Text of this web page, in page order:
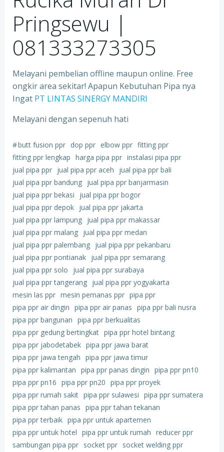
Pringsewu |
081333273305
Melayani pembelian offline maupun online. Free
ongkir area sekitar! Apapun Kebutuhan Pipa nya
Ingat PT LINTAS SINERGY MANDIRI
Melayani dengan sepenuh hati
#butt fusion ppr dop ppr elbow ppr fitting ppr
fitting ppr lengkap harga pipa ppr instalasi pipa ppr
jual pipa ppr jual pipa ppr aceh
jual pipa ppr bali
jual pipa ppr bandung jual pipa ppr banjarmasin
jual pipa ppr bekasi
jual pipa ppr bogor
jual pipa ppr depok jual pipa ppr jakarta
jual pipa ppr lampung jual pipa ppr makassar
jual pipa ppr malang jual pipa ppr medan
jual pipa ppr palembang jual pipa ppr pekanbaru
jual pipa ppr pontianak jual pipa ppr semarang
jual pipa ppr solo
jual pipa ppr surabaya
jual pipa ppr tangerang jual pipa ppr yogyakarta
mesin las ppr mesin pemanas ppr pipa ppr
pipa ppr air dingin pipa ppr air panas pipa ppr bali nusra
pipa ppr bangunan pipa ppr berkualitas
pipa ppr gedung bertingkat pipa ppr hotel bintang
pipa ppr jabodetabek pipa ppr jawa barat
pipa ppr jawa tengah pipa ppr jawa timur
pipa ppr kalimantan pipa ppr panas dingin pipa ppr pn10
pipa ppr pn16 pipa ppr pn20 pipa ppr proyek
pipa ppr rumah sakit pipa ppr sulawesi pipa ppr sumatera
pipa ppr tahan panas pipa ppr tahan tekanan
pipa ppr terbaik pipa ppr untuk apartemen
pipa ppr untuk hotel pipa ppr untuk rumah reducer ppr
sambungan pipa ppr socket ppr socket welding ppr